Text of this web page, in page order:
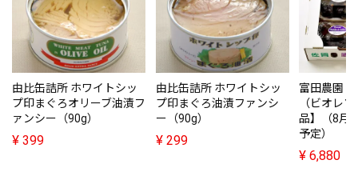
由比缶詰所 ホワイトシッ
プ印まぐろオリーブ油漬フ
ァンシー（90g）
¥ 399
由比缶詰所 ホワイトシッ
プ印まぐろ油漬ファンシ
ー（90g）
¥ 299
富田農園
（ビオレ
品】（8月
予定）
¥ 6,880